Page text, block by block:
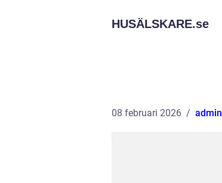
HUSÄLSKARE.se
08 februari 2026 admin